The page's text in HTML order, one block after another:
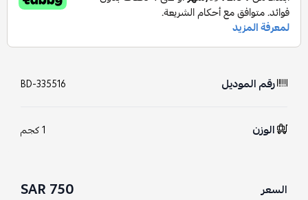
رقم الموديل BD-335516
الوزن 1 كجم
السعر 750 SAR